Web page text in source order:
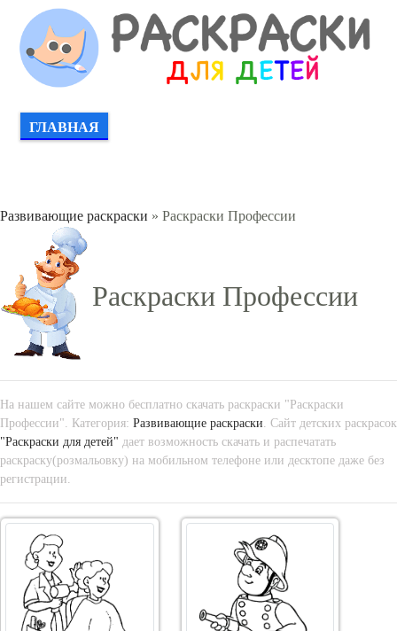
ГЛАВНАЯ
Развивающие раскраски » Раскраски Профессии
Раскраски Профессии
На нашем сайте можно бесплатно скачать раскраски "Раскраски
Профессии". Категория: Развивающие раскраски. Сайт детских раскрасок
"Раскраски для детей" дает возможность скачать и распечатать
раскраску(розмальовку) на мобильном телефоне или десктопе даже без
регистрации.